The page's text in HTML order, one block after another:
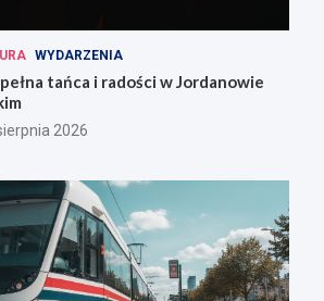
WYDARZENIA
tańca i radości w Jordanowie
2026